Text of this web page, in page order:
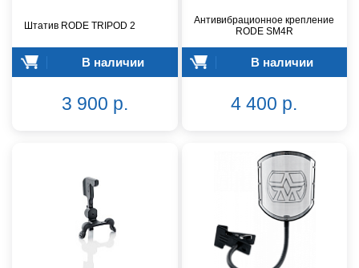
Штатив RODE TRIPOD 2
В наличии
3 900 р.
Антивибрационное крепление
RODE SM4R
В наличии
4 400 р.